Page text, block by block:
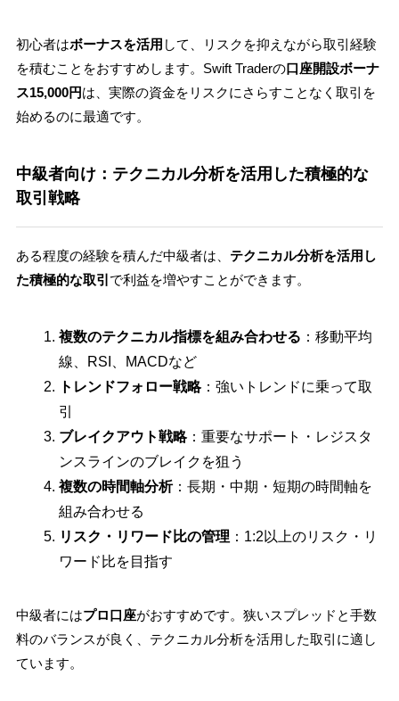
初心者はボーナスを活用 して、リスクを抑えながら取引経験
を積むことをおすすめします。Swift Traderの口座開設ボーナ
ス15,000円は、実際の資金をリスクにさらすことなく取引を
始めるのに最適です。
中級者向け：テクニカル分析を活用した積極的な
取引戦略
ある程度の経験を積んだ中級者は、 テクニカル分析を活用し
た積極的な取引 で利益を増やすことができます。
複数のテクニカル指標を組み合わせる ：移動平均
線、RSI、MACDなど
トレンドフォロー戦略：強いトレンドに乗って取
引
ブレイクアウト戦略：重要なサポート・レジスタ
ンスラインのブレイクを狙う
複数の時間軸分析：長期・中期・短期の時間軸を
組み合わせる
リスク・リワード比の管理 ：1:2以上のリスク・リ
ワード比を目指す
中級者にはプロ口座がおすすめです。狭いスプレッドと手数
料のバランスが良く、テクニカル分析を活用した取引に適し
ています。